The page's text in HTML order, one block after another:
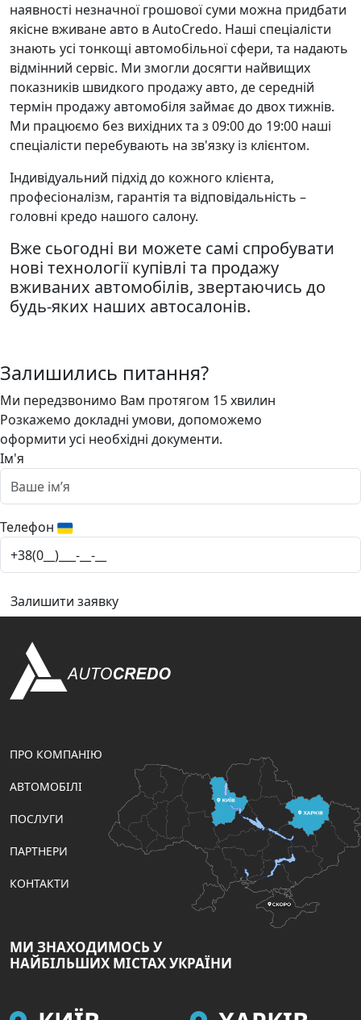
наявності незначної грошової суми можна придбати
якісне вживане авто в AutoCredo. Наші спеціалісти
знають усі тонкощі автомобільної сфери, та надають
відмінний сервіс. Ми змогли досягти найвищих
показників швидкого продажу авто, де середній
термін продажу автомобіля займає до двох тижнів.
Ми працюємо без вихідних та з 09:00 до 19:00 наші
спеціалісти перебувають на зв'язку із клієнтом.
Індивідуальний підхід до кожного клієнта,
професіоналізм, гарантія та відповідальність –
головні кредо нашого салону.
Вже сьогодні ви можете самі спробувати
нові технології купівлі та продажу
вживаних автомобілів, звертаючись до
будь-яких наших автосалонів.
Залишились питання?
Ми передзвонимо Вам протягом 15 хвилин
Розкажемо докладні умови, допоможемо
оформити усі необхідні документи.
Ім'я
Телефон
Залишити заявку
ПРО КОМПАНІЮ
АВТОМОБІЛІ
ПОСЛУГИ
ПАРТНЕРИ
КОНТАКТИ
МИ ЗНАХОДИМОСЬ У
НАЙБІЛЬШИХ МІСТАХ УКРАЇНИ